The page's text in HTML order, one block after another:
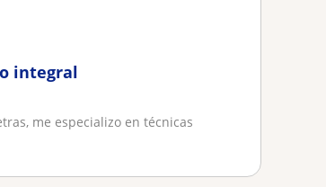
integral
me especializo en técnicas